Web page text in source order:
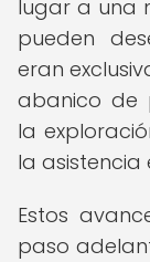
lugar a una
pueden
eran
abanico de
la
la asistencia
Estos
paso